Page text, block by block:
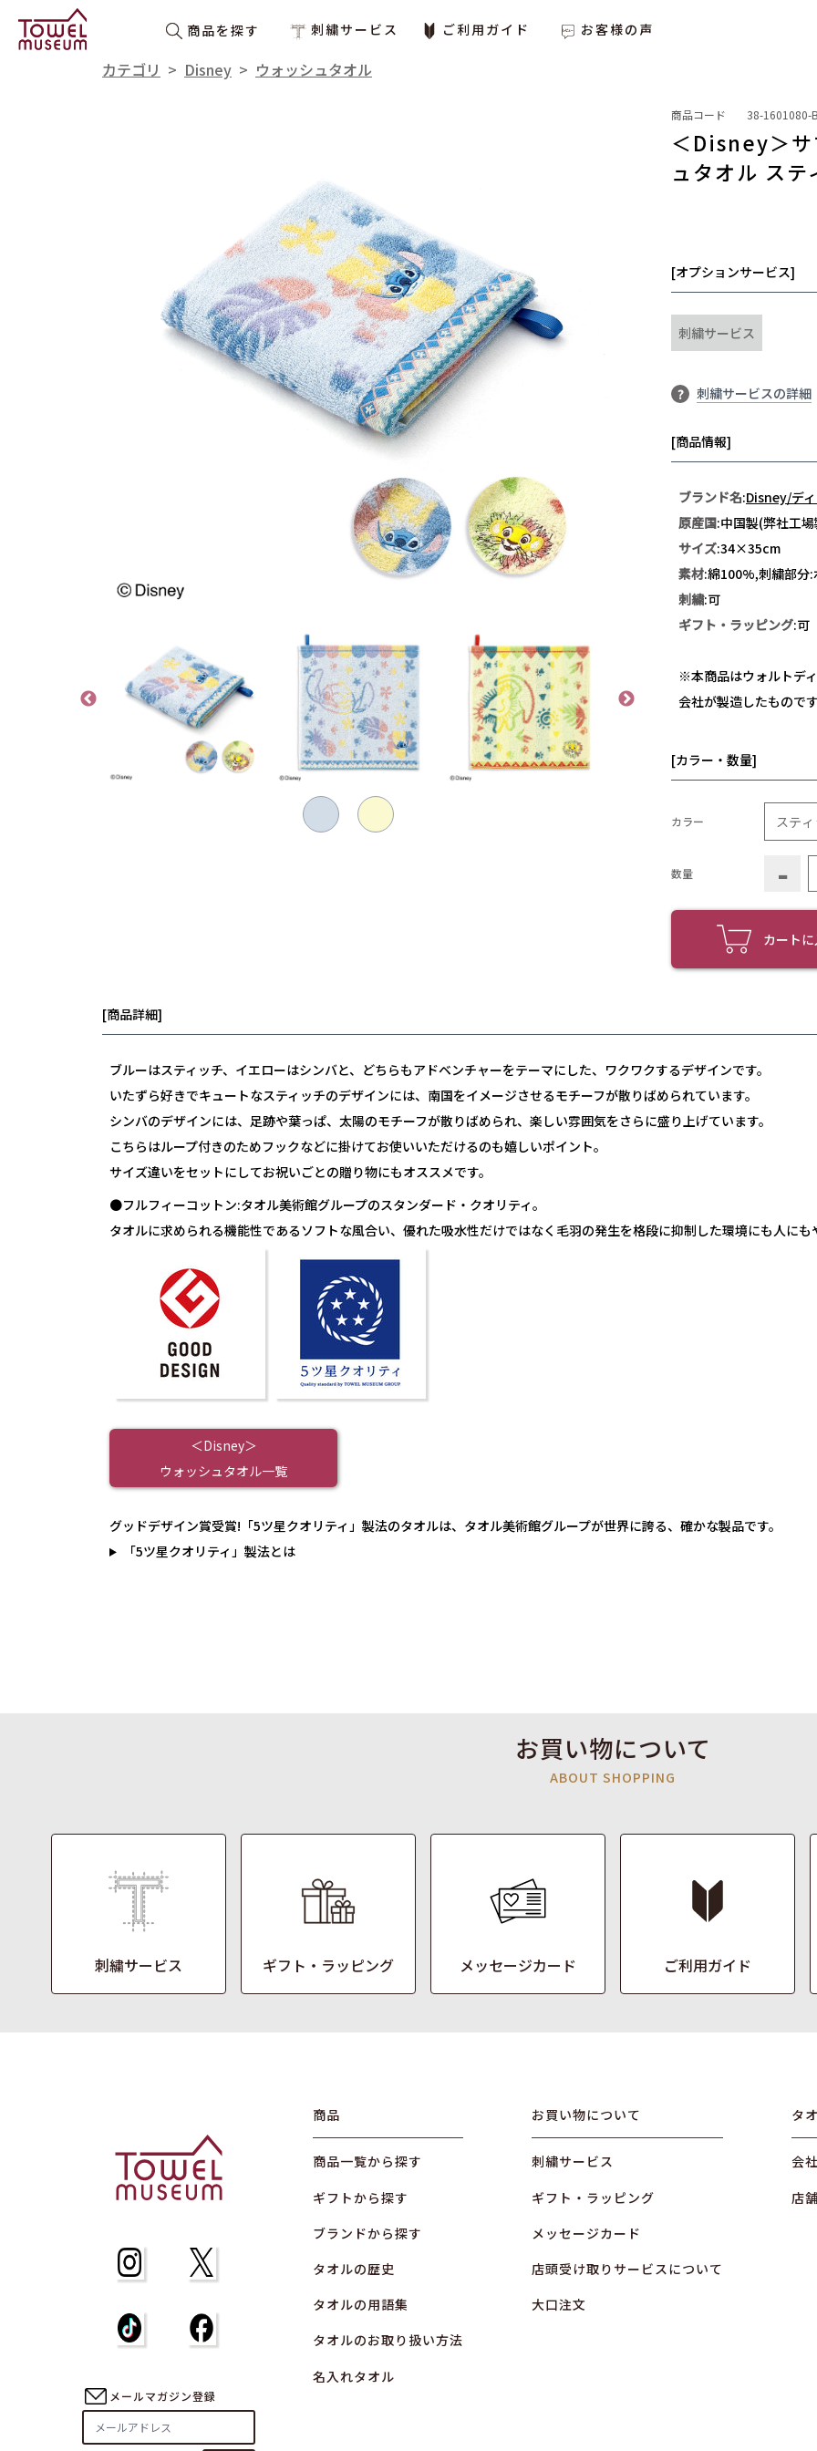
商品を探す 刺繍サービス ご利用ガイド お客様の声
カテゴリ > Disney > ウォッシュタオル
商品コード 38-1601080-B
＜Disney＞サ
ュタオル ステ
[オプションサービス]
刺繍サービス
? 刺繍サービスの詳細
[商品情報]
ブランド名:Disney/デ
原産国:中国製(弊社工場
サイズ:34×35cm
素材:綿100%,刺繍部分
刺繍:可
ギフト・ラッピング:可
※本商品はウォルトデ
会社が製造したものです
[カラー・数量]
カラー
数量 -
カート
[商品詳細]
ブルーはスティッチ、イエローはシンバと、どちらもアドベンチャーをテーマにした、ワクワクするデザインです。
いたずら好きでキュートなスティッチのデザインには、南国をイメージさせるモチーフが散りばめられています。
シンバのデザインには、足跡や葉っぱ、太陽のモチーフが散りばめられ、楽しい雰囲気をさらに盛り上げています。
こちらはループ付きのためフックなどに掛けてお使いいただけるのも嬉しいポイント。
サイズ違いをセットにしてお祝いごとの贈り物にもオススメです。
●フルフィーコットン:タオル美術館グループのスタンダード・クオリティ。
タオルに求められる機能性であるソフトな風合い、優れた吸水性だけではなく毛羽の発生を格段に抑制した環境にも人にも
＜Disney＞
ウォッシュタオル一覧
グッドデザイン賞受賞!「5ツ星クオリティ」製法のタオルは、タオル美術館グループが世界に誇る、確かな製品です。
「5ツ星クオリティ」製法とは
お買い物について
ABOUT SHOPPING
刺繍サービス ギフト・ラッピング メッセージカード ご利用ガイド
メールマガジン登録
商品
商品一覧から探す
ギフトから探す
ブランドから探す
タオルの歴史
タオルの用語集
タオルのお取り扱い方法
名入れタオル
お買い物について
刺繍サービス
ギフト・ラッピング
メッセージカード
店頭受け取りサービスについて
大口注文
タ
会
店